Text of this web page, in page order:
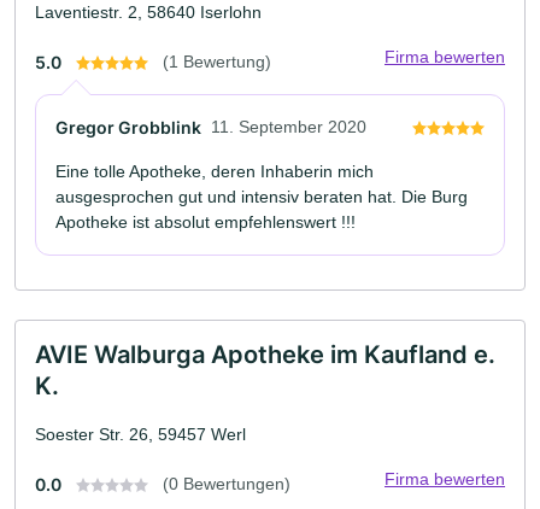
Laventiestr. 2, 58640 Iserlohn
5.0 (1 Bewertung) Firma bewerten
Gregor Grobblink 11. September 2020
Eine tolle Apotheke, deren Inhaberin mich
ausgesprochen gut und intensiv beraten hat. Die Burg
Apotheke ist absolut empfehlenswert !!!
AVIE Walburga Apotheke im Kaufland e.
K.
Soester Str. 26, 59457 Werl
0.0 (0 Bewertungen) Firma bewerten